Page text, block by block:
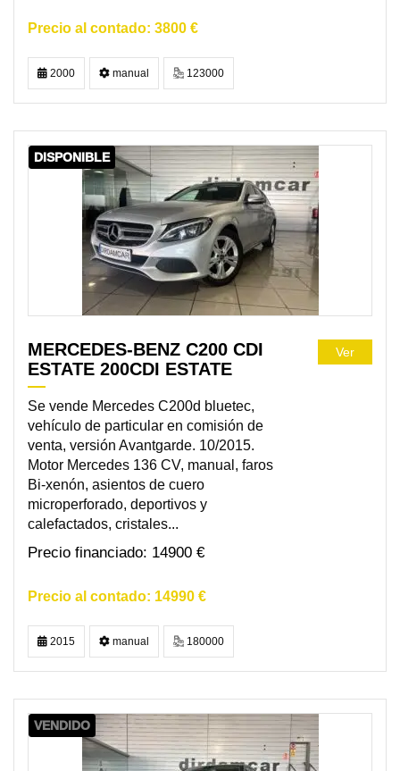
3800 €
2000 manual 123000
DISPONIBLE
MERCEDES-BENZ C200 CDI
ESTATE 200CDI ESTATE
Se vende Mercedes C200d bluetec,
vehículo de particular en comisión de
venta, versión Avantgarde. 10/2015.
Motor Mercedes 136 CV, manual, faros
Bi-xenón, asientos de cuero
microperforado, deportivos y
calefactados, cristales...
14900 €
14990 €
Ver
2015 manual 180000
VENDIDO